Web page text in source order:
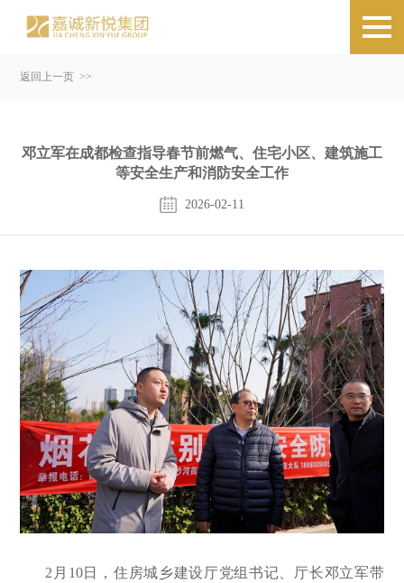
返回上一页 >>
邓立军在成都检查指导春节前燃气、住宅小区、建筑施工
等安全生产和消防安全工作
2026-02-11
2月10日，住房城乡建设厅党组书记、厅长邓立军带